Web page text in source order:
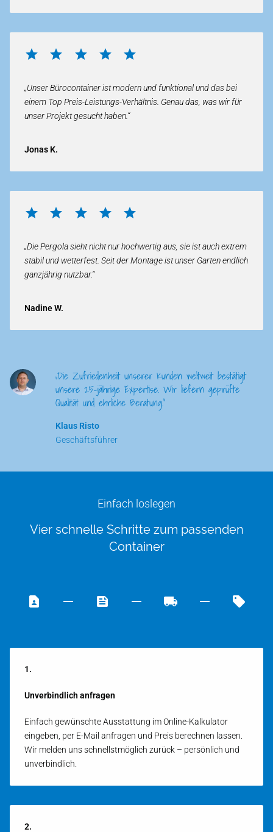
„Unser Bürocontainer ist modern und funktional und das bei
einem Top Preis-Leistungs-Verhältnis. Genau das, was wir für
unser Projekt gesucht haben.“
Jonas K.
„Die Pergola sieht nicht nur hochwertig aus, sie ist auch extrem
stabil und wetterfest. Seit der Montage ist unser Garten endlich
ganzjährig nutzbar.“
Nadine W.
„Die Zufriedenheit unserer Kunden weltweit bestätigt
unsere 25-jährige Expertise. Wir liefern geprüfte
Qualität und ehrliche Beratung.”
Klaus Risto
Geschäftsführer
Einfach loslegen
Vier schnelle Schritte zum passenden
Container
1.
Unverbindlich anfragen
Einfach gewünschte Ausstattung im Online-Kalkulator
eingeben, per E-Mail anfragen und Preis berechnen lassen.
Wir melden uns schnellstmöglich zurück – persönlich und
unverbindlich.
2.